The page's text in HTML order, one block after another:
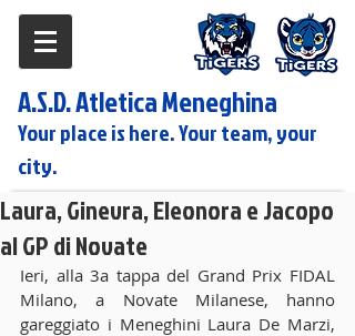
A.S.D. Atletica Meneghina
Your place is here. Your team, your
city.
Laura, Ginevra, Eleonora e Jacopo
al GP di Novate
Ieri, alla 3a tappa del Grand Prix FIDAL
Milano, a Novate Milanese, hanno
gareggiato i Meneghini Laura De Marzi,